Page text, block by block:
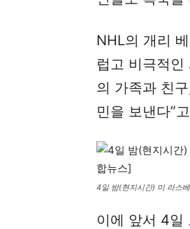
NHL의 개리
럽고 비극적인
의 가족과 친
민을 보낸다”
4일 밤(현지시간) 미 라스
이에 앞서 4일